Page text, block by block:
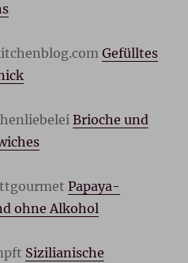
Gefülltes
Brioche und
Papaya-
ohne Alkohol
Sizilianische